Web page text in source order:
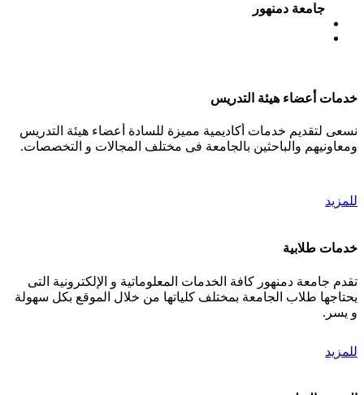
جامعة دمنهور
خدمات أعضاء هيئة التدريس
نسعى لتقديم خدمات أكاديمية مميزة للسادة أعضاء هيئة التدريس
ومعاونيهم والباحثين بالجامعة فى مختلف المجالات و التخصصات.
للمزيد
خدمات طلابية
تقدم جامعة دمنهور كافة الخدمات المعلوماتية و الإلكترونية التى
يحتاجها طلاب الجامعة بمختلف كلياتها من خلال الموقع بكل سهولة
و يسر.
للمزيد